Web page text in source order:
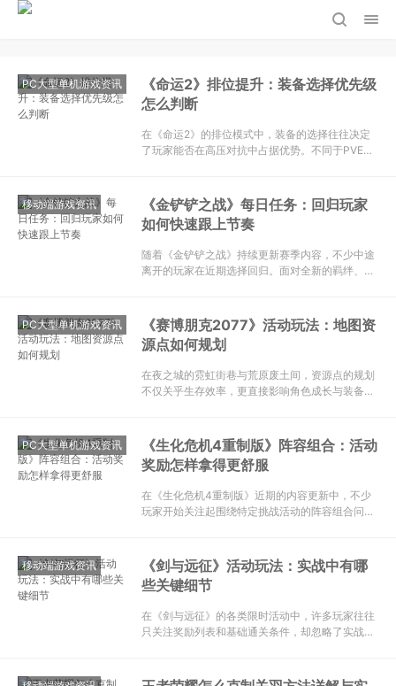
PC大型单机游戏资讯
《命运2》排位提升：装备选择优先级
怎么判断
在《命运2》的排位模式中，装备的选择往往决定
了玩家能否在高压对抗中占据优势。不同于PVE环
堆砌高属性装备的误区，忽略了武器框架、Perk组
合与对局定位
移动端游戏资讯
《金铲铲之战》每日任务：回归玩家
如何快速跟上节奏
随着《金铲铲之战》持续更新赛季内容，不少中途
离开的玩家在近期选择回归。面对全新的羁绊、弈
务获取资源，成为许多回归玩家关心的重点。本文
将从任务规划、阵容思
PC大型单机游戏资讯
《赛博朋克2077》活动玩法：地图资
源点如何规划
在夜之城的霓虹街巷与荒原废土间，资源点的规划
不仅关乎生存效率，更直接影响角色成长与装备积
点，构成了探索与战斗之外的另一层策略维度。合
理规划这些资源点，
PC大型单机游戏资讯
《生化危机4重制版》阵容组合：活动
奖励怎样拿得更舒服
在《生化危机4重制版》近期的内容更新中，不少
玩家开始关注起围绕特定挑战活动的阵容组合问
所选择的武器搭配、角色特性以及战术思路。如何
通过合理的组合，
移动端游戏资讯
《剑与远征》活动玩法：实战中有哪
些关键细节
在《剑与远征》的各类限时活动中，许多玩家往往
只关注奖励列表和基础通关条件，却忽略了实战中
才能让活动收益最大化。 首先，阵容的灵活调整比